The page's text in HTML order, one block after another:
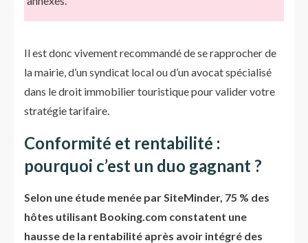
Il est donc vivement recommandé de se rapprocher de
la mairie, d’un syndicat local ou d’un avocat spécialisé
dans le droit immobilier touristique pour valider votre
stratégie tarifaire.
Conformité et rentabilité :
pourquoi c’est un duo gagnant ?
Selon une étude menée par SiteMinder, 75 % des
hôtes utilisant Booking.com constatent une
hausse de la rentabilité après avoir intégré des